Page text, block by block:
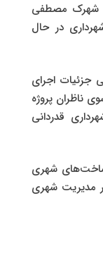
شهرک مصطفی
در حال
جزئیات اجرای
ناظران پروژه
قدردانی
شهری
مدیریت شهری